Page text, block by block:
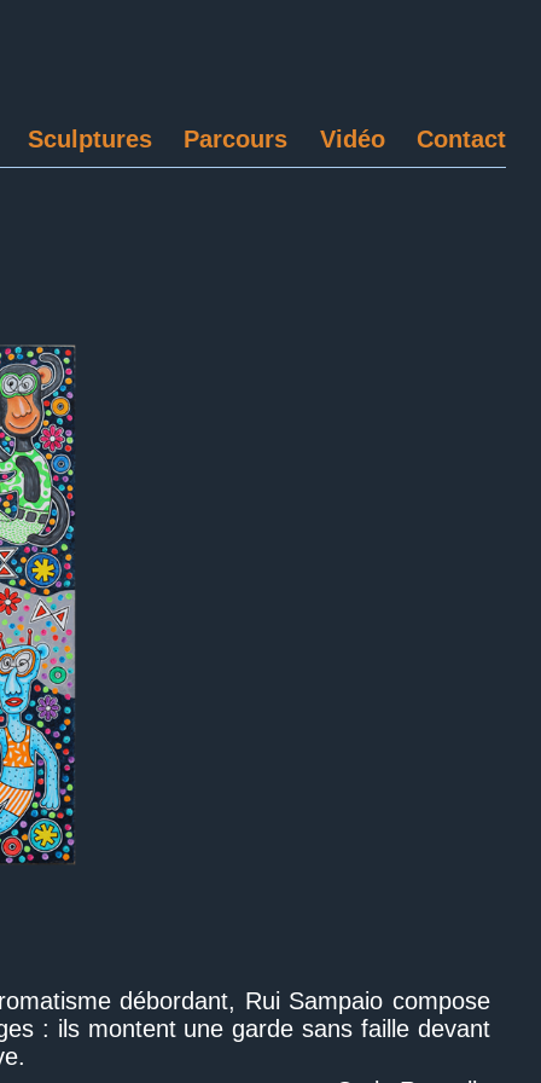
Sculptures Parcours Vidéo Contact
débordant, Rui Sampaio compose
: ils montent une garde sans faille devant